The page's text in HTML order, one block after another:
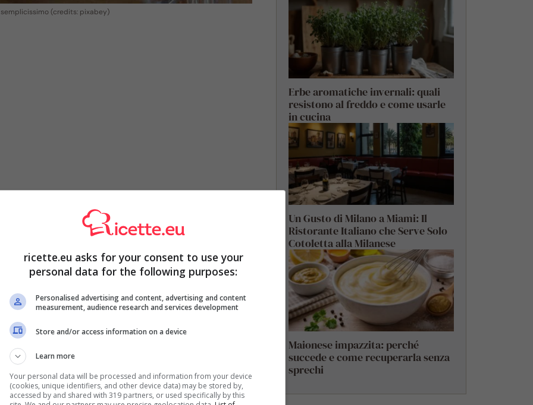
(credits: pixabey)
ottenere l’effetto lucido e caramellato sulla
fidati!
la superficie: è semplicissimo
ha la sua versione, magari tramandata dalla
Di che si tratta? Ebbene, quando andrete ad
stampo per decorare, basterà usare un ingrediente
Erbe aromatiche invernali: quali
resistono al freddo e come usarle
in cucina
Un Gusto di Milano a Miami: Il
Ristorante Italiano che Serve Solo
Cotoletta alla Milanese
Maionese impazzita: perché
succede e come recuperarla senza
sprechi
ricette.eu asks for your consent to use your
personal data for the following purposes:
Personalised advertising and content, advertising and content
measurement, audience research and services development
Store and/or access information on a device
Learn more
Your personal data will be processed and information from your device
(cookies, unique identifiers, and other device data) may be stored by,
accessed by and shared with 319 partners, or used specifically by this